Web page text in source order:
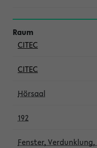
CITEC
CITEC
Hörsaal
192
Fenster,